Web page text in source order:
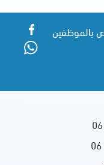
بالموظفين